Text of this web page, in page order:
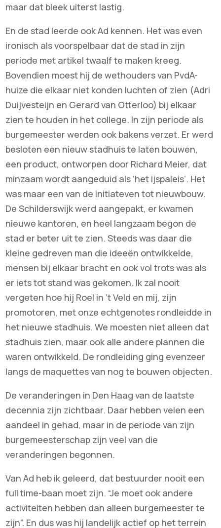
maar dat bleek uiterst lastig.
En de stad leerde ook Ad kennen. Het was even
ironisch als voorspelbaar dat de stad in zijn
periode met artikel twaalf te maken kreeg.
Bovendien moest hij de wethouders van PvdA-
huize die elkaar niet konden luchten of zien (Adri
Duijvesteijn en Gerard van Otterloo) bij elkaar
zien te houden in het college. In zijn periode als
burgemeester werden ook bakens verzet. Er werd
besloten een nieuw stadhuis te laten bouwen,
een product, ontworpen door Richard Meier, dat
minzaam wordt aangeduid als ‘het ijspaleis’. Het
was maar een van de initiateven tot nieuwbouw.
De Schilderswijk werd aangepakt, er kwamen
nieuwe kantoren, en heel langzaam begon de
stad er beter uit te zien. Steeds was daar die
kleine gedreven man die ideeën ontwikkelde,
mensen bij elkaar bracht en ook vol trots was als
er iets tot stand was gekomen. Ik zal nooit
vergeten hoe hij Roel in ’t Veld en mij, zijn
promotoren, met onze echtgenotes rondleidde in
het nieuwe stadhuis. We moesten niet alleen dat
stadhuis zien, maar ook alle andere plannen die
waren ontwikkeld. De rondleiding ging evenzeer
langs de maquettes van nog te bouwen objecten.
De veranderingen in Den Haag van de laatste
decennia zijn zichtbaar. Daar hebben velen een
aandeel in gehad, maar in de periode van zijn
burgemeesterschap zijn veel van die
veranderingen begonnen.
Van Ad heb ik geleerd, dat bestuurder nooit een
full time-baan moet zijn. “Je moet ook andere
activiteiten hebben dan alleen burgemeester te
zijn”. En dus was hij landelijk actief op het terrein